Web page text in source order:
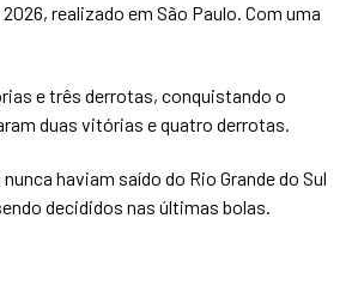
realizado em São Paulo. Com uma
e três derrotas, conquistando o
duas vitórias e quatro derrotas.
haviam saído do Rio Grande do Sul
decididos nas últimas bolas.